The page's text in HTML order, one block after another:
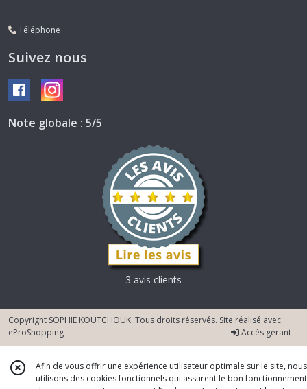
Téléphone
Suivez nous
Note globale : 5/5
3 avis clients
Copyright SOPHIE KOUTCHOUK. Tous droits réservés. Site réalisé avec
eProShopping
Accès gérant
Afin de vous offrir une expérience utilisateur optimale sur le site, nous
utilisons des cookies fonctionnels qui assurent le bon fonctionnement